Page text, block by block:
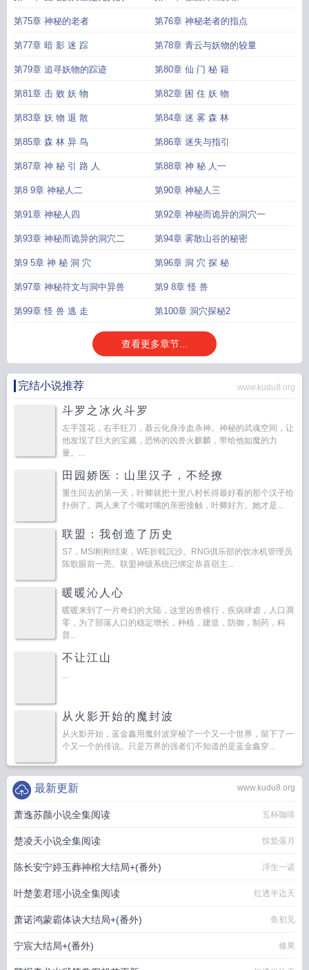
第75章 神秘的老者 第76章 神秘老者的指点
第77章 暗 影 迷 踪 第78章 青云与妖物的较量
第79章 追寻妖物的踪迹 第80章 仙 门 秘 籍
第81章 击 败 妖 物 第82章 困 住 妖 物
第83章 妖 物 退 散 第84章 迷 雾 森 林
第85章 森 林 异 鸟 第86章 迷失与指引
第87章 神 秘 引 路 人 第88章 神 秘 人一
第8 9章 神秘人二 第90章 神秘人三
第91章 神秘人四 第92章 神秘而诡异的洞穴一
第93章 神秘而诡异的洞穴二 第94章 雾散山谷的秘密
第9 5章 神 秘 洞 穴 第96章 洞 穴 探 秘
第97章 神秘符文与洞中异兽 第9 8章 怪 兽
第99章 怪 兽 逃 走 第100章 洞穴探秘2
查看更多章节...
完结小说推荐 www.kudu8.org
斗罗之冰火斗罗
左手莲花，右手狂刀，聂云化身冷血杀神。神秘的武魂空间，让
他发现了巨大的宝藏，恐怖的凶兽火麒麟，带给他如魔的力
量。...
田园娇医：山里汉子，不经撩
重生回去的第一天，叶卿就把十里八村长得最好看的那个汉子给
扑倒了。两人来了个嘴对嘴的亲密接触，叶卿好方。她才是...
联盟：我创造了历史
S7，MSI刚刚结束，WE折戟沉沙。RNG俱乐部的饮水机管理员
陈歌眼前一亮。联盟神级系统已绑定恭喜宿主...
暖暖沁人心
暖暖来到了一片奇幻的大陆，这里凶兽横行，疾病肆虐，人口凋
零，为了部落人口的稳定增长，种植，建造，防御，制药，科
普...
不让江山
...
从火影开始的魔封波
从火影开始，蓝金鑫用魔封波穿梭了一个又一个世界，留下了一
个又一个的传说。只是万界的强者们不知道的是蓝金鑫穿...
www.kudu8.org
最新更新
萧逸苏颜小说全集阅读 五杯咖啡
楚凌天小说全集阅读 惊蛰落月
陈长安宁婷玉葬神棺大结局+(番外) 浮生一诺
叶楚姜君瑶小说全集阅读 红透半边天
萧诺鸿蒙霸体诀大结局+(番外) 鱼初见
宁宸大结局+(番外) 修果